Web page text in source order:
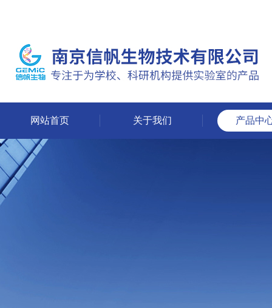
网站首页 关于我们 产品中